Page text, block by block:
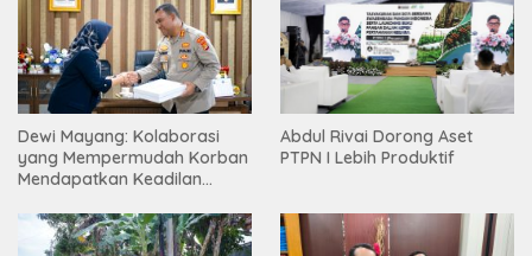
Dewi Mayang: Kolaborasi
yang Mempermudah Korban
Mendapatkan Keadilan
Abdul Rivai Dorong Aset
PTPN I Lebih Produktif